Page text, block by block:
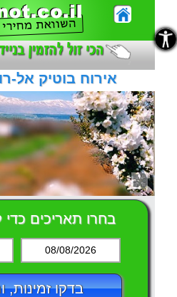
אירוח בוטיק אל-
בחרו תאריכים כדי
08/08/2026
בדקו זמינות,
נגישות
נגישות